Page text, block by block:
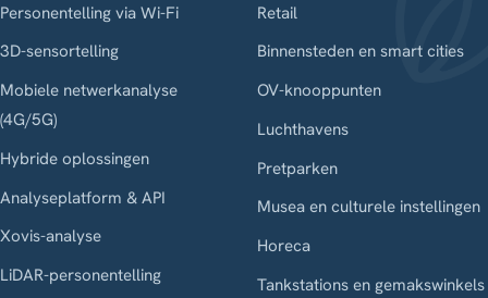
Personentelling via Wi-Fi
3D-sensortelling
Mobiele netwerkanalyse
(4G/5G)
Hybride oplossingen
Analyseplatform & API
Xovis-analyse
LiDAR-personentelling
Retail
Binnensteden en smart cities
OV-knooppunten
Luchthavens
Pretparken
Musea en culturele instellingen
Horeca
Tankstations en gemakswinkels